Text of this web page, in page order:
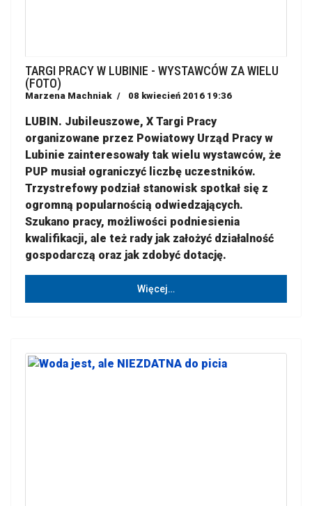
TARGI PRACY W LUBINIE - WYSTAWCÓW ZA WIELU
(FOTO)
Marzena Machniak 08 kwiecień 2016 19:36
LUBIN. Jubileuszowe, X Targi Pracy
organizowane przez Powiatowy Urząd Pracy w
Lubinie zainteresowały tak wielu wystawców, że
PUP musiał ograniczyć liczbę uczestników.
Trzystrefowy podział stanowisk spotkał się z
ogromną popularnością odwiedzających.
Szukano pracy, możliwości podniesienia
kwalifikacji, ale też rady jak założyć działalność
gospodarczą oraz jak zdobyć dotację.
Więcej…